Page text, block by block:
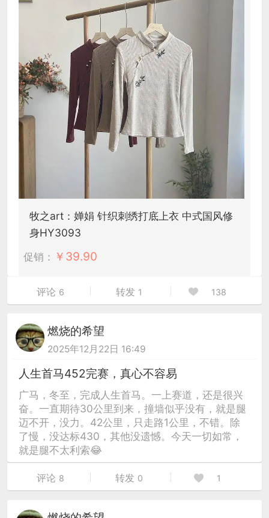
牧之art：婵娟 针织刺绣打底上衣 中式国风修
身HY3093
促销： ￥ 39.90
评论 6 转发 1 138
燃烧的希望
2025年12月22日 16:49
人生首马452完赛，真心不容易
广马，冬至，完成人生首马。一上赛道，还是很兴
奋。一直期待30公里到来，撞墙似乎没有，就是腿
迈不开，没力。42公里，只走路1公里，不错。除
了慢，没达标430，其他没遗憾。今天一切如常，
就是腿不太利索😂
评论 8 转发 0 1